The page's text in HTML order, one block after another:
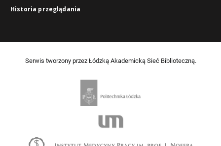
Historia przeglądania
Serwis tworzony przez Łódzką Akademicką Sieć Biblioteczną.